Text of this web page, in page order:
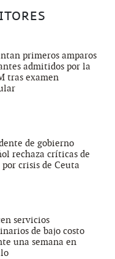
primeros amparos
admitidos por la
tras examen
de gobierno
rechaza críticas de
por crisis de Ceuta
servicios
de bajo costo
una semana en